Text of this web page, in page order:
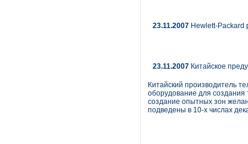
23.11.2007 Hewlett-Packard
23.11.2007 Китайское
Китайский производитель
оборудование для
создание опытных зон
подведены в 10-х числах